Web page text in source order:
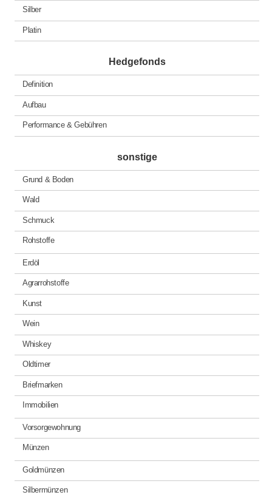
Silber
Platin
Hedgefonds
Definition
Aufbau
Performance & Gebühren
sonstige
Grund & Boden
Wald
Schmuck
Rohstoffe
Erdöl
Agrarrohstoffe
Kunst
Wein
Whiskey
Oldtimer
Briefmarken
Immobilien
Vorsorgewohnung
Münzen
Goldmünzen
Silbermünzen